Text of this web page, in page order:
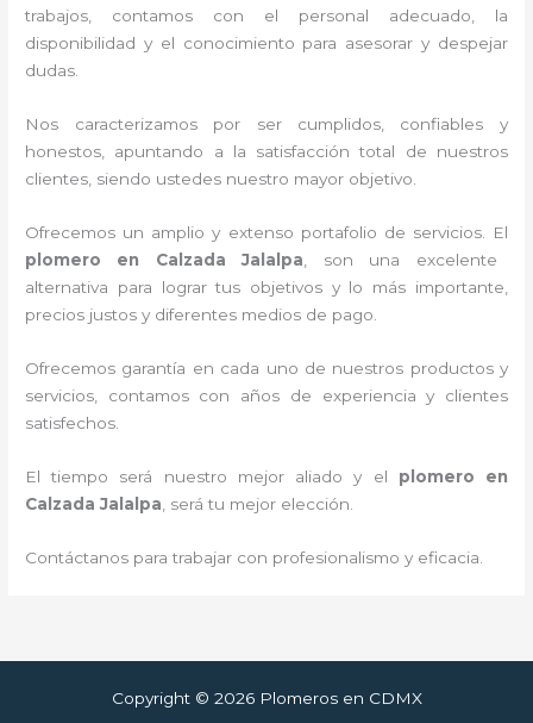
trabajos, contamos con el personal adecuado, la
disponibilidad y el conocimiento para asesorar y despejar
dudas.
Nos caracterizamos por ser cumplidos, confiables y
honestos, apuntando a la satisfacción total de nuestros
clientes, siendo ustedes nuestro mayor objetivo.
Ofrecemos un amplio y extenso portafolio de servicios. El
plomero en Calzada Jalalpa , son una excelente
alternativa para lograr tus objetivos y lo más importante,
precios justos y diferentes medios de pago.
Ofrecemos garantía en cada uno de nuestros productos y
servicios, contamos con años de experiencia y clientes
satisfechos.
El tiempo será nuestro mejor aliado y el plomero en
Calzada Jalalpa , será tu mejor elección.
Contáctanos para trabajar con profesionalismo y eficacia.
Copyright © 2026 Plomeros en CDMX